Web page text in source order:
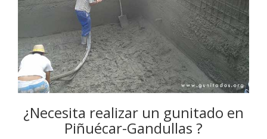
¿Necesita realizar un gunitado en
Piñuécar-Gandullas ?